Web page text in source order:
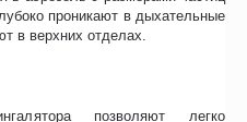
проникают в дыхательные
в верхних отделах.
позволяют легко